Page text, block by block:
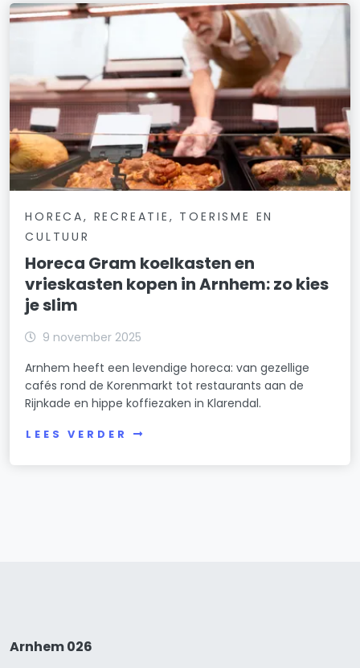
HORECA, RECREATIE, TOERISME EN
CULTUUR
Horeca Gram koelkasten en
vrieskasten kopen in Arnhem: zo kies
je slim
9 november 2025
Arnhem heeft een levendige horeca: van gezellige
cafés rond de Korenmarkt tot restaurants aan de
Rijnkade en hippe koffiezaken in Klarendal.
LEES VERDER
Arnhem 026